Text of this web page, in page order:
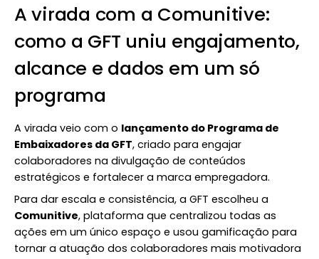
A virada com a Comunitive:
como a GFT uniu engajamento,
alcance e dados em um só
programa
A virada veio com o lançamento do Programa de
Embaixadores da GFT, criado para engajar
colaboradores na divulgação de conteúdos
estratégicos e fortalecer a marca empregadora.
Para dar escala e consistência, a GFT escolheu a
Comunitive, plataforma que centralizou todas as
ações em um único espaço e usou gamificação para
tornar a atuação dos colaboradores mais motivadora